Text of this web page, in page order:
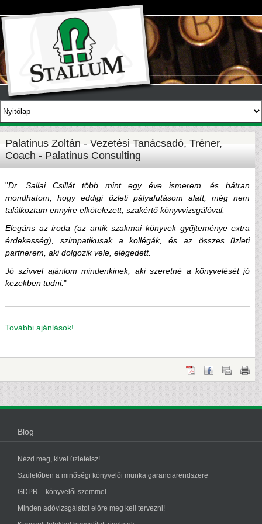
Palatinus Zoltán - Vezetési Tanácsadó, Tréner,
Coach - Palatinus Consulting
"Dr. Sallai Csillát több mint egy éve ismerem, és bátran
mondhatom, hogy eddigi üzleti pályafutásom alatt, még nem
találkoztam ennyire elkötelezett, szakértő könyvvizsgálóval.
Elegáns az iroda (az antik szakmai könyvek gyűjteménye extra
érdekesség), szimpatikusak a kollégák, és az összes üzleti
partnerem, aki dolgozik vele, elégedett.
Jó szívvel ajánlom mindenkinek, aki szeretné a könyvelését jó
kezekben tudni."
További ajánlások!
Blog
Nézd meg, kivel üzletelsz!
Születőben a minőségi könyvelői munka garanciarendszere
GDPR – könyvelői szemmel
Minden adóvizsgálatot előre meg kell tervezni!